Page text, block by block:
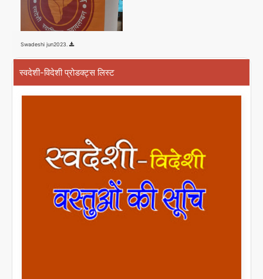
Swadeshi jun2023.
स्वदेशी-विदेशी प्रोडक्ट्स लिस्ट